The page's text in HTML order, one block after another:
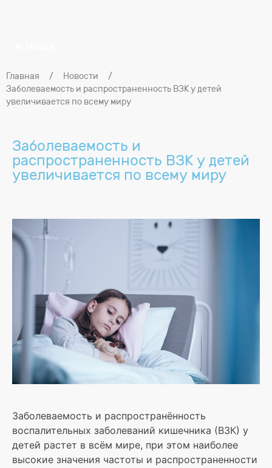
Главная / Новости
/
Заболеваемость и распространенность ВЗК у детей
увеличивается по всему миру
Заболеваемость и
распространенность ВЗК у детей
увеличивается по всему миру
Заболеваемость и распространённость
воспалительных заболеваний кишечника (ВЗК) у
детей растет в всём мире, при этом наиболее
высокие значения частоты и распространенности